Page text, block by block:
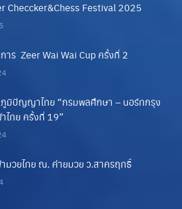
Checcker&Chess Festival 2025
าร Zeer Wai Wai Cup ครั้งที่ 2
มิปัญญาไทย “กรมพลศึกษา – นอร์ทกรุง
ไทย ครั้งที่ 19”
วยไทย ณ. ค่ายมวย ว.สาครฤทธิ์